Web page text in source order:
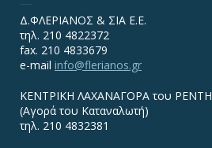
Δ.ΦΛΕΡΙΑΝΟΣ & ΣΙΑ Ε.Ε.
τηλ. 210 4822372
fax. 210 4833679
e-mail info@flerianos.gr
ΚΕΝΤΡΙΚΗ ΛΑΧΑΝΑΓΟΡΑ του ΡΕΝΤΗ
(Αγορά του Καταναλωτή)
τηλ. 210 4832381